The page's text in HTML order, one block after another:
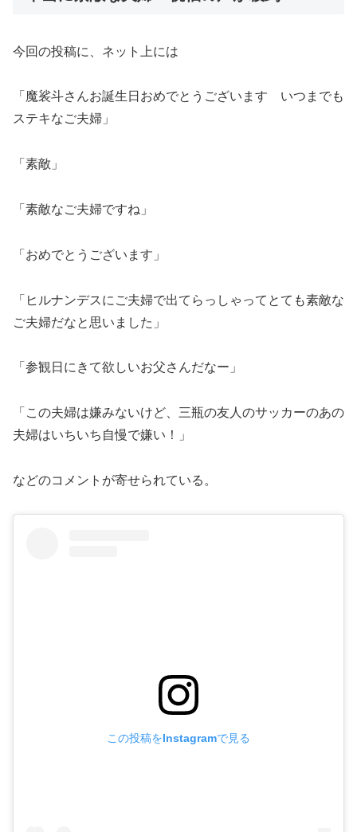
今回の投稿に、ネット上には
「魔裟斗さんお誕生日おめでとうございます いつまでも
ステキなご夫婦」
「素敵」
「素敵なご夫婦ですね」
「おめでとうございます」
「ヒルナンデスにご夫婦で出てらっしゃってとても素敵な
ご夫婦だなと思いました」
「参観日にきて欲しいお父さんだなー」
「この夫婦は嫌みないけど、三瓶の友人のサッカーのあの
夫婦はいちいち自慢で嫌い！」
などのコメントが寄せられている。
この投稿をInstagramで見る